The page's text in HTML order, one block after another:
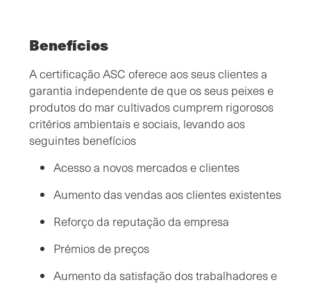
Benefícios
A certificação ASC oferece aos seus clientes a
garantia independente de que os seus peixes e
produtos do mar cultivados cumprem rigorosos
critérios ambientais e sociais, levando aos
seguintes benefícios
Acesso a novos mercados e clientes
Aumento das vendas aos clientes existentes
Reforço da reputação da empresa
Prémios de preços
Aumento da satisfação dos trabalhadores e